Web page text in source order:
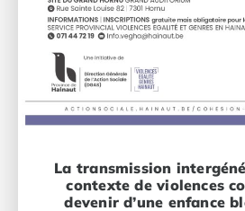
La transmission
contexte de violences
devenir d’une enfance